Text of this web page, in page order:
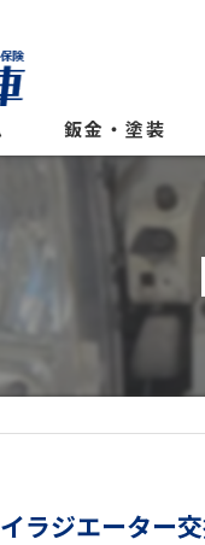
鈑金・塗装
イラジエーター